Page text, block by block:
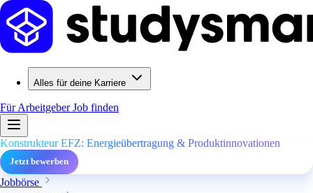
Alles für deine Karriere
Für ArbeitgeberJob finden
Konstrukteur EFZ: Energieübertragung & Produktinnovationen
Jetzt bewerben
Jobbörse